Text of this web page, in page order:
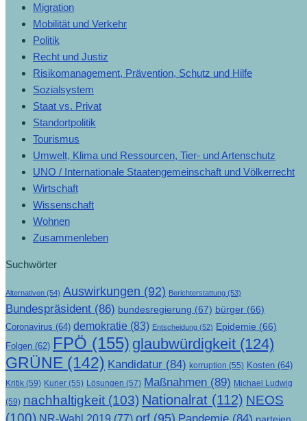
Migration
Mobilität und Verkehr
Politik
Recht und Justiz
Risikomanagement, Prävention, Schutz und Hilfe
Sozialsystem
Staat vs. Privat
Standortpolitik
Tourismus
Umwelt, Klima und Ressourcen, Tier- und Artenschutz
UNO / Internationale Staatengemeinschaft und Völkerrecht
Wirtschaft
Wissenschaft
Wohnen
Zusammenleben
Suchwörter
Alternativen (54) Auswirkungen (92) Berichterstattung (53)
Bundespräsident (86) bundesregierung (67) bürger (66)
Coronavirus (64) demokratie (83) Entscheidung (52) Epidemie (66)
Folgen (62) FPÖ (155) glaubwürdigkeit (124)
GRÜNE (142) Kandidatur (84) korruption (55) Kosten (64)
Kritik (59) Kurier (55) Lösungen (57) Maßnahmen (89) Michael Ludwig
(59) nachhaltigkeit (103) Nationalrat (112) NEOS
(100) NR-Wahl 2019 (77) orf (95) parteien